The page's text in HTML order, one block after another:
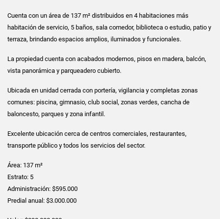
Cuenta con un área de 137 m² distribuidos en 4 habitaciones más
habitación de servicio, 5 baños, sala comedor, biblioteca o estudio, patio y
terraza, brindando espacios amplios, iluminados y funcionales.
La propiedad cuenta con acabados modernos, pisos en madera, balcón,
vista panorámica y parqueadero cubierto.
Ubicada en unidad cerrada con portería, vigilancia y completas zonas
comunes: piscina, gimnasio, club social, zonas verdes, cancha de
baloncesto, parques y zona infantil.
Excelente ubicación cerca de centros comerciales, restaurantes,
transporte público y todos los servicios del sector.
Área: 137 m²
Estrato: 5
Administración: $595.000
Predial anual: $3.000.000